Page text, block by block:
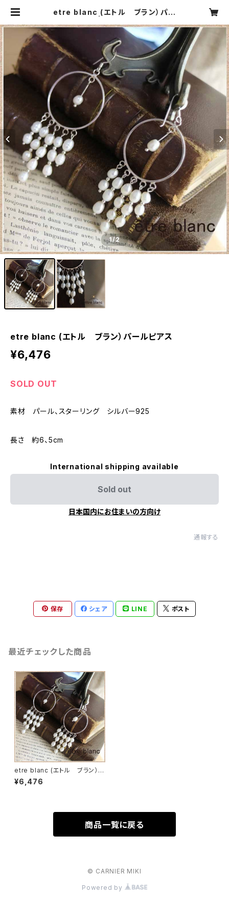
etre blanc (エトル ブラン）パー
1/2
etre blanc (エトル ブラン）パールピアス
¥6,476
SOLD OUT
素材 パール、スターリング シルバー925
長さ 約6、5cm
International shipping available
Sold out
日本国内にお住まいの方向け
通報する
保存 シェア LINE ポスト
最近チェックした商品
etre blanc (エトル ブラン）パ
ールピアス
¥6,476
商品一覧に戻る
© CARNIER MIKI
Powered by